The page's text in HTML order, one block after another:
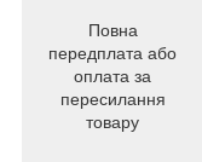
Повна
передплата або
оплата за
пересилання
товару